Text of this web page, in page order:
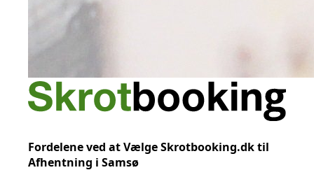
Fordelene ved at Vælge Skrotbooking.dk til
Afhentning i Samsø